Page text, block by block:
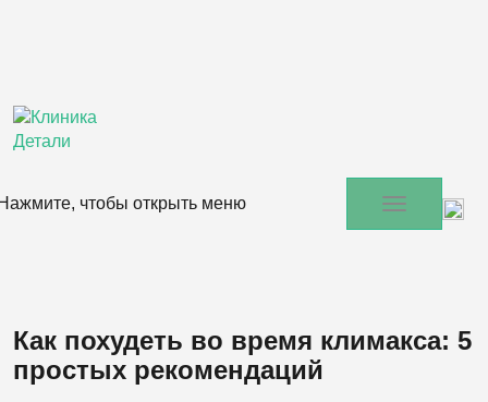
чтобы открыть меню
Как похудеть во время климакса: 5
простых рекомендаций